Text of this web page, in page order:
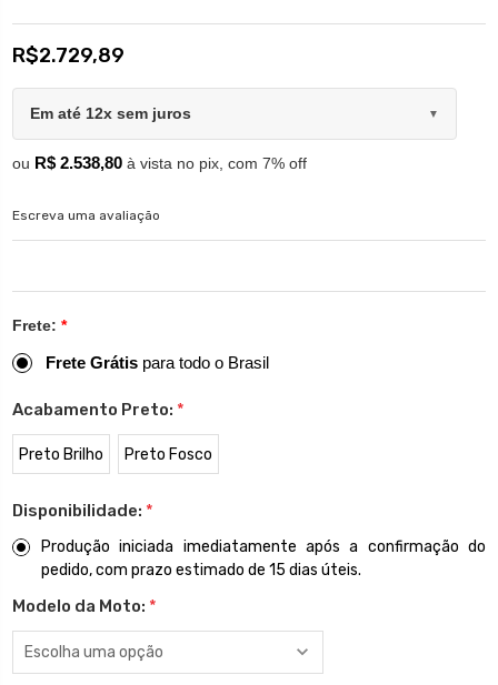
R$2.729,89
Em até 12x sem juros ▼
ou R$ 2.538,80 à vista no pix, com 7% off
Escreva uma avaliação
Frete: *
Frete Grátis para todo o Brasil
Acabamento Preto: *
Preto Brilho Preto Fosco
Disponibilidade: *
Produção iniciada imediatamente após a confirmação do
pedido, com prazo estimado de 15 dias úteis.
Modelo da Moto: *